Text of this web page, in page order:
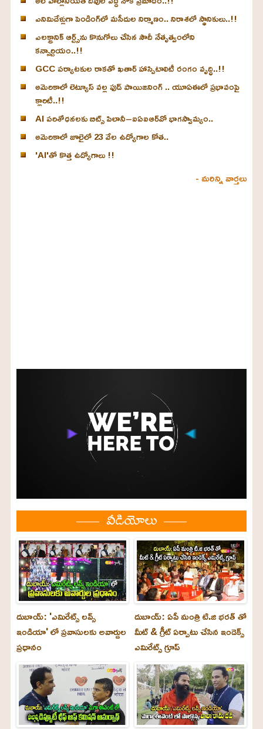
ఎనిమిదేళ్లుగా పెండింగ్‌లో మసీదుల నిర్మాణం.. నిరాశలో స్థానికులు..!!
ఎలక్ట్రానిక్ ఆర్ట్స్‌ను కొనుగోలు చేసిన సౌదీ నేతృత్వంలోని
కన్సార్టియం..!!
GCC పర్యాటకుల రాకతో ఖతార్ హాస్పిటాలిటీ రంగం వృద్ధి..!!
అమెరికాలో లెట్యూస్ వల్ల ఫుడ్ పాయిజనింగ్ .. యూఏఈలో ప్రభావంపై
క్లారిటీ..!!
AI పరిశోధనలకు బిట్స్ పిలానీ–ఐఏఐఆర్‌వో భాగస్వామ్యం..
అమెరికాలో జూలైలో 23 వేల ఉద్యోగాల కోత..
'AI'తో కొత్త ఉద్యోగాలు !!
- మరిన్ని వార్తలు
వీడియోలు
దుబాయ్: 'ఎమిరేట్స్ లవ్స్
ఇండియా' లో ప్రవాసులకు అవార్డుల
ప్రధానం
దుబాయ్: ఏపీ మంత్రి టి.జి భరత్ తో
మీట్ & గ్రీట్ ఏర్పాటు చేసిన ఇండెక్స్
ఎమిరేట్స్ గ్రూప్